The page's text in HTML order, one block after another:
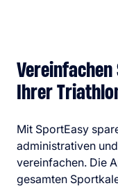
Vereinfachen
Ihrer
Mit SportEasy
administrativen
vereinfachen. Die
gesamten